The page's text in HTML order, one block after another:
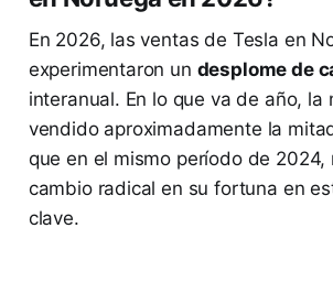
En 2026, las ventas de Tesla en
experimentaron un desplome de
interanual. En lo que va de año, la
vendido aproximadamente la
que en el mismo período de 2024,
cambio radical en su fortuna en
clave.